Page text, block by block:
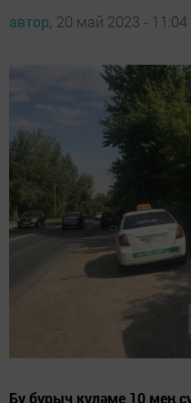
автор, 20 май 2023 - 11:04
Бу бурыч күләме 10 мең